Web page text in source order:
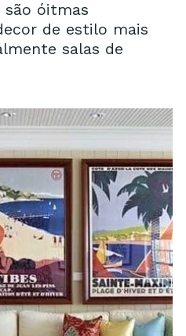
são óitmas
de estilo mais
salas de